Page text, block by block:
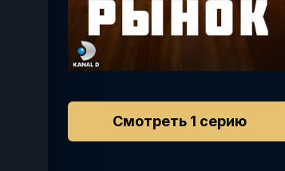
Смотреть 1 серию